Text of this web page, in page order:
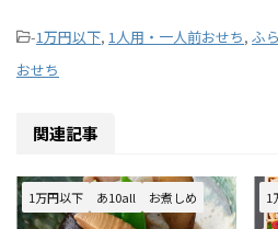
-1万円以下, 1人用・一人前おせち, ふ
おせち
関連記事
1万円以下 あ10all お煮しめ 1